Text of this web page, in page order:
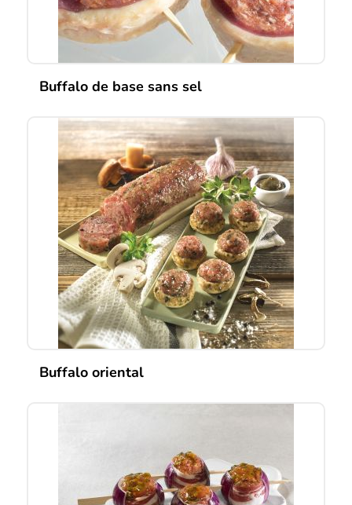
Buffalo de base sans sel
Buffalo oriental